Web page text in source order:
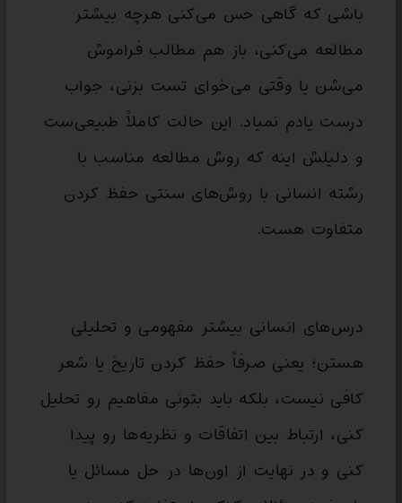
باشی که گاهی حس می‌کنی هرچه بیشتر
مطالعه می‌کنی، باز هم مطالب فراموش
می‌شن یا وقتی می‌خوای تست بزنی، جواب
درست یادم نمیاد. این حالت کاملاً طبیعی‌ست
و دلیلش اینه که روش مطالعه مناسب با
رشته انسانی با روش‌های سنتی حفظ کردن
متفاوت هست.
درس‌های انسانی بیشتر مفهومی و تحلیلی
هستن؛ یعنی صرفاً حفظ کردن تاریخ یا شعر
کافی نیست، بلکه باید بتونی مفاهیم رو تحلیل
کنی، ارتباط بین اتفاقات و نظریه‌ها رو پیدا
کنی و در نهایت از اون‌ها در حل مسائل یا